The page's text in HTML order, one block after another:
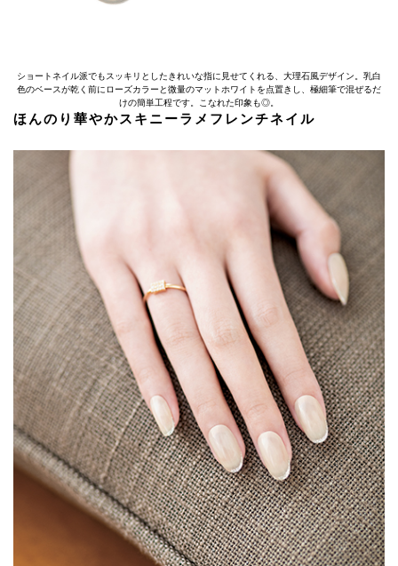
ショートネイル派でもスッキリとしたきれいな指に見せてくれる、大理石風デザイン。乳白
色のベースが乾く前にローズカラーと微量のマットホワイトを点置きし、極細筆で混ぜるだ
けの簡単工程です。こなれた印象も◎。
ほんのり華やかスキニーラメフレンチネイル